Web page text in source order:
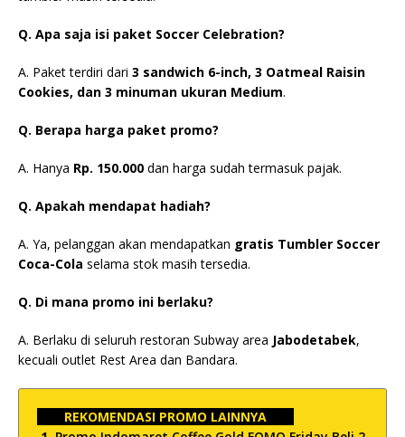
Q. Apa saja isi paket Soccer Celebration?
A. Paket terdiri dari 3 sandwich 6-inch, 3 Oatmeal Raisin
Cookies, dan 3 minuman ukuran Medium.
Q. Berapa harga paket promo?
A. Hanya Rp. 150.000 dan harga sudah termasuk pajak.
Q. Apakah mendapat hadiah?
A. Ya, pelanggan akan mendapatkan gratis Tumbler Soccer
Coca-Cola selama stok masih tersedia.
Q. Di mana promo ini berlaku?
A. Berlaku di seluruh restoran Subway area Jabodetabek,
kecuali outlet Rest Area dan Bandara.
REKOMENDASI PROMO LAINNYA